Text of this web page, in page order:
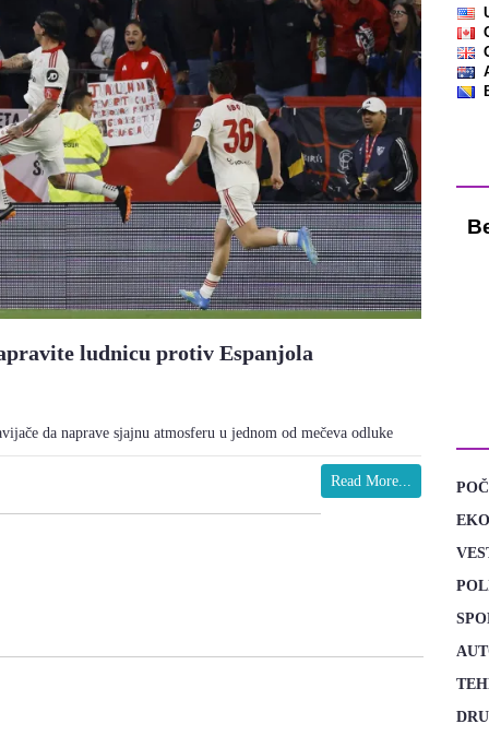
ludnicu protiv Espanjola
da naprave sjajnu atmosferu u jednom od mečeva odluke
Read More...